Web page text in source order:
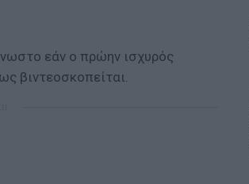
εάν ο πρώην ισχυρός
βιντεοσκοπείται.